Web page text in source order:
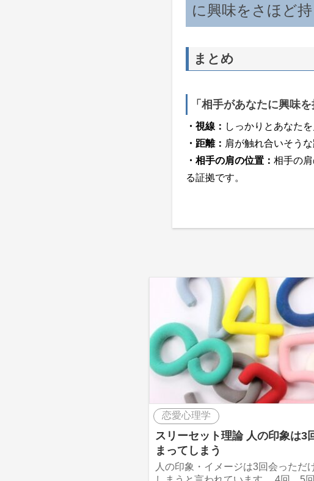
に興味をさほど
まとめ
「相手があなたに興味
・視線： しっかりとあなた
・距離： 肩が触れ合いそうな
・相手の肩の位置： 相手の
る証拠です。
恋愛心理学
スリーセット理論 人の印象は3
まってしまう
人の印象・イメージは3回会っただ